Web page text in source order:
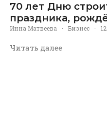
70 лет Дню
праздника,
Инна Матвеева · Бизнес ·
Читать далее